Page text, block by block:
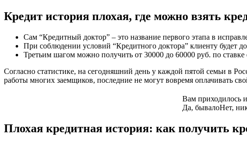
Кредит история плохая, где можно взять
Сам “Кредитный доктор” – это название первого этапа в
При соблюдении условий “Кредитного доктора” клиенту будет
Третьим шагом можно получить от 30000 до 60000 руб. по
Согласно статистике, на сегодняшний день у каждой пятой семьи в
работы многих заемщиков, последние не могут вовремя оплачивать
Вам приходилось
Да, бывалоНет,
Плохая кредитная история: как получить